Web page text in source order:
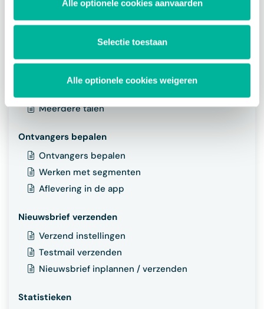
Alle optionele cookies aanvaarden
Selectie toestaan
Alle optionele cookies weigeren
Een nieuw ontwerp maken
Elementen toevoegen en beheren
Elementen opmaken
Twizzit informatie integreren
Nieuwsbrief personaliseren
Meerdere talen
Ontvangers bepalen
Ontvangers bepalen
Werken met segmenten
Aflevering in de app
Nieuwsbrief verzenden
Verzend instellingen
Testmail verzenden
Nieuwsbrief inplannen / verzenden
Statistieken